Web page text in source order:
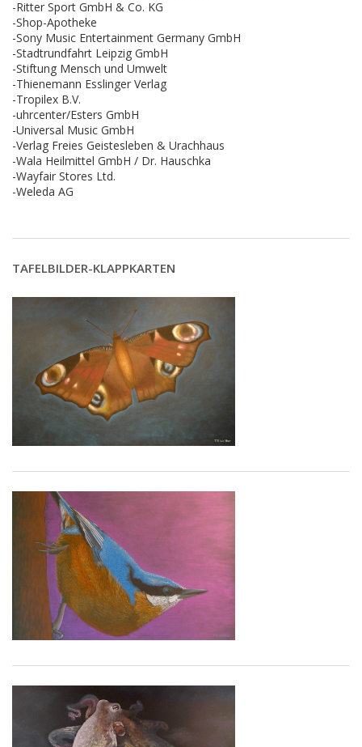
-Ritter Sport GmbH & Co. KG
-Shop-Apotheke
-Sony Music Entertainment Germany GmbH
-Stadtrundfahrt Leipzig GmbH
-Stiftung Mensch und Umwelt
-Thienemann Esslinger Verlag
-Tropilex B.V.
-uhrcenter/Esters GmbH
-Universal Music GmbH
-Verlag Freies Geistesleben & Urachhaus
-Wala Heilmittel GmbH / Dr. Hauschka
-Wayfair Stores Ltd.
-Weleda AG
TAFELBILDER-KLAPPKARTEN